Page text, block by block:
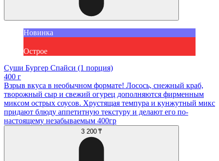
Новинка
Острое
Суши Бургер Спайси (1 порция)
400 г
Взрыв вкуса в необычном формате! Лосось, снежный краб,
творожный сыр и свежий огурец дополняются фирменным
миксом острых соусов. Хрустящая темпура и кунжутный микс
придают блюду аппетитную текстуру и делают его по-
настоящему незабываемым 400гр
3 200 ₸